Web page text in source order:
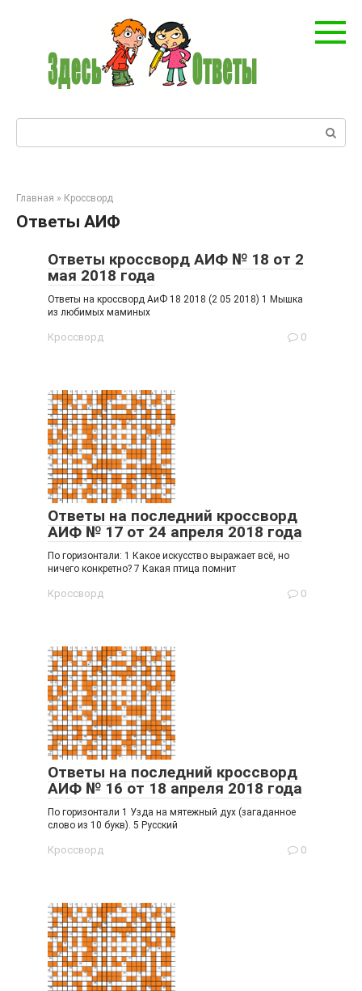
Поиск:
Главная » Кроссворд
Ответы АИФ
Ответы кроссворд АИФ № 18 от 2
мая 2018 года
Ответы на кроссворд АиФ 18 2018 (2 05 2018) 1 Мышка
из любимых маминых
Кроссворд 0
Ответы на последний кроссворд
АИФ № 17 от 24 апреля 2018 года
По горизонтали: 1 Какое искусство выражает всё, но
ничего конкретно? 7 Какая птица помнит
Кроссворд 0
Ответы на последний кроссворд
АИФ № 16 от 18 апреля 2018 года
По горизонтали 1 Узда на мятежный дух (загаданное
слово из 10 букв). 5 Русский
Кроссворд 0